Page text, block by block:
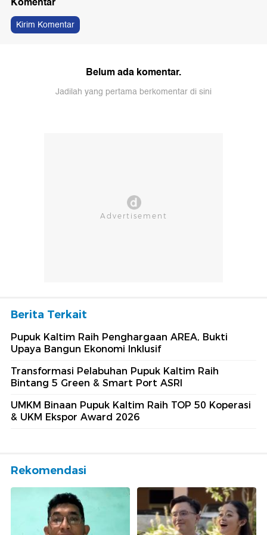
Kirim Komentar
Belum ada komentar.
Jadilah yang pertama berkomentar di sini
Berita Terkait
Pupuk Kaltim Raih Penghargaan AREA, Bukti
Upaya Bangun Ekonomi Inklusif
Transformasi Pelabuhan Pupuk Kaltim Raih
Bintang 5 Green & Smart Port ASRI
UMKM Binaan Pupuk Kaltim Raih TOP 50 Koperasi
& UKM Ekspor Award 2026
Rekomendasi